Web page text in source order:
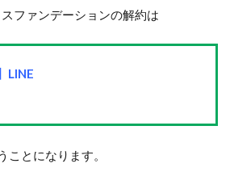
ファンデーションの解約は
LINE
ことになります。